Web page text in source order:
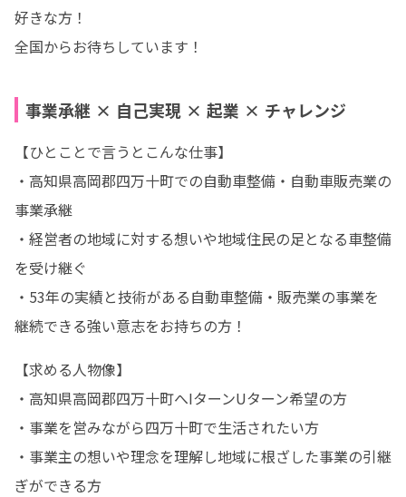
好きな方！
全国からお待ちしています！
事業承継 × 自己実現 × 起業 × チャレンジ
【ひとことで言うとこんな仕事】
・高知県高岡郡四万十町での自動車整備・自動車販売業の
事業承継
・経営者の地域に対する想いや地域住民の足となる車整備
を受け継ぐ
・53年の実績と技術がある自動車整備・販売業の事業を
継続できる強い意志をお持ちの方！
【求める人物像】
・高知県高岡郡四万十町へIターンUターン希望の方
・事業を営みながら四万十町で生活されたい方
・事業主の想いや理念を理解し地域に根ざした事業の引継
ぎができる方